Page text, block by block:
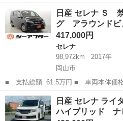
ー名： 日産 ■ 車種名： セレナ ■
ターＧ 禁煙車 純正９インチナビ
両側電動...
岡山市 セレナ
日産 セレナ Ｓ
グ アラウンド
417,000円
セレナ
98,972km
2017年
岡山市
■ 支払総額: 61.5万円 ■ 車両本体価格： 417,000 円 ■ メーカー
名： 日産 ■ 車種名： セレナ ■
正ナビ フルセグ アラウンドビュー
クルーズコン...
岡山 岡山市 セレナ
日産 セレナ ラ
ハイブリッド